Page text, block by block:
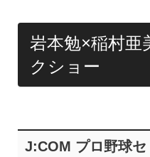
岩本勉×稲村亜
クショー
J:COM プロ野球